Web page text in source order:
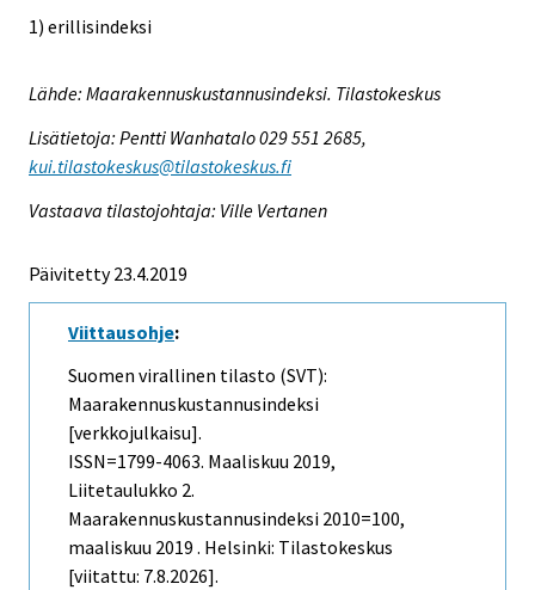
1) erillisindeksi
Lähde: Maarakennuskustannusindeksi. Tilastokeskus
Lisätietoja: Pentti Wanhatalo 029 551 2685,
kui.tilastokeskus@tilastokeskus.fi
Vastaava tilastojohtaja: Ville Vertanen
Päivitetty 23.4.2019
Viittausohje:
Suomen virallinen tilasto (SVT):
Maarakennuskustannusindeksi
[verkkojulkaisu].
ISSN=1799-4063. Maaliskuu 2019,
Liitetaulukko 2.
Maarakennuskustannusindeksi 2010=100,
maaliskuu 2019 . Helsinki: Tilastokeskus
[viitattu: 7.8.2026].